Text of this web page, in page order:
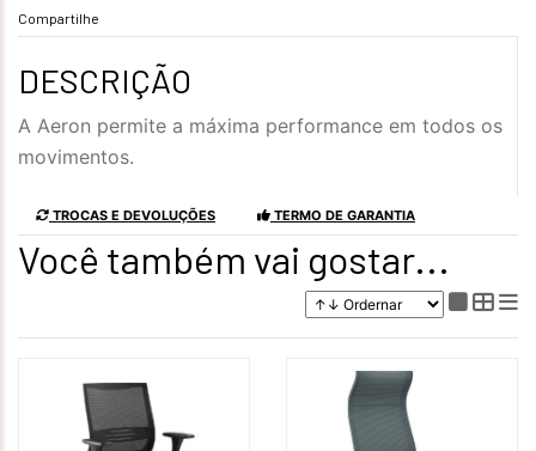
Compartilhe
DESCRIÇÃO
A Aeron permite a máxima performance em todos os
movimentos.
TROCAS E DEVOLUÇÕES TERMO DE GARANTIA
Você também vai gostar...